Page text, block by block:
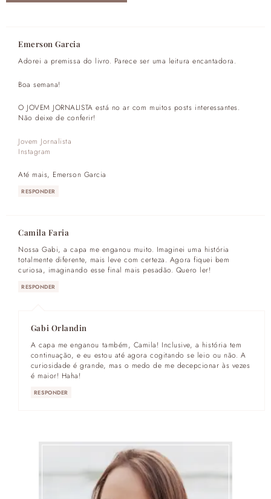
Emerson Garcia
Adorei a premissa do livro. Parece ser uma leitura encantadora.
Boa semana!
O JOVEM JORNALISTA está no ar com muitos posts interessantes.
Não deixe de conferir!
Jovem Jornalista
Instagram
Até mais, Emerson Garcia
RESPONDER
Camila Faria
Nossa Gabi, a capa me enganou muito. Imaginei uma história
totalmente diferente, mais leve com certeza. Agora fiquei bem
curiosa, imaginando esse final mais pesadão. Quero ler!
RESPONDER
Gabi Orlandin
A capa me enganou também, Camila! Inclusive, a história tem
continuação, e eu estou até agora cogitando se leio ou não. A
curiosidade é grande, mas o medo de me decepcionar às vezes
é maior! Haha!
RESPONDER